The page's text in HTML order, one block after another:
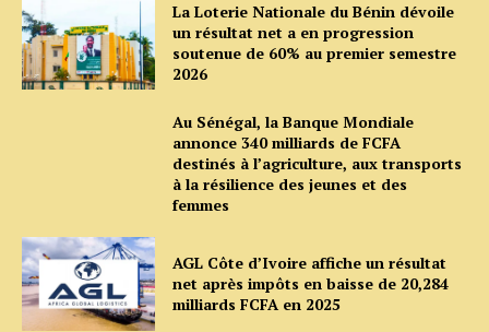
La Loterie Nationale du Bénin dévoile
un résultat net a en progression
soutenue de 60% au premier semestre
2026
Au Sénégal, la Banque Mondiale
annonce 340 milliards de FCFA
destinés à l’agriculture, aux transports
à la résilience des jeunes et des
femmes
AGL Côte d’Ivoire affiche un résultat
net après impôts en baisse de 20,284
milliards FCFA en 2025